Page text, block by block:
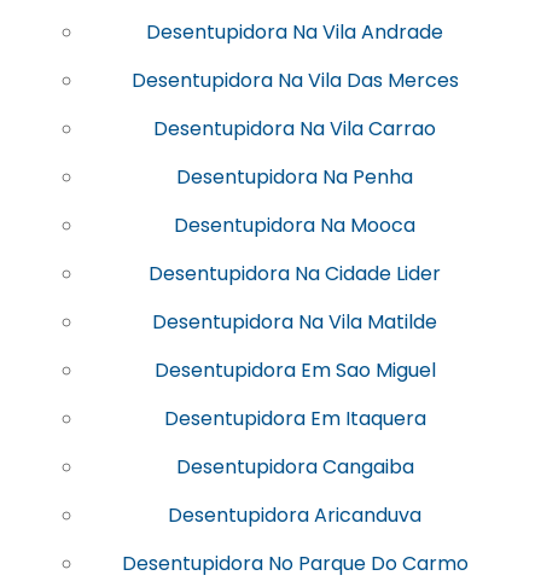
Desentupidora Na Vila Andrade
Desentupidora Na Vila Das Merces
Desentupidora Na Vila Carrao
Desentupidora Na Penha
Desentupidora Na Mooca
Desentupidora Na Cidade Lider
Desentupidora Na Vila Matilde
Desentupidora Em Sao Miguel
Desentupidora Em Itaquera
Desentupidora Cangaiba
Desentupidora Aricanduva
Desentupidora No Parque Do Carmo